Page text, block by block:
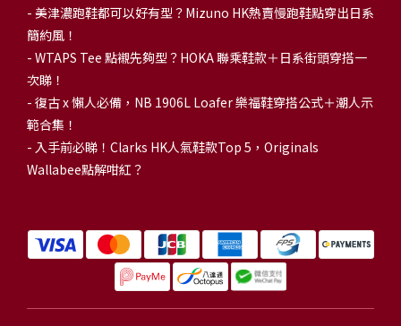
- 美津濃跑鞋都可以好有型？Mizuno HK熱賣慢跑鞋點穿出日系
簡約風！
- WTAPS Tee 點襯先夠型？HOKA 聯乘鞋款＋日系街頭穿搭一
次睇！
- 復古 x 懶人必備，NB 1906L Loafer 樂福鞋穿搭公式＋潮人示
範合集！
- 入手前必睇！Clarks HK人氣鞋款Top 5，Originals
Wallabee點解咁紅？